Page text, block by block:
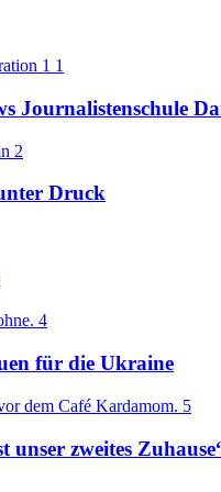
1
Journalistenschule
2
Druck
4
für die Ukraine
5
unser zweites